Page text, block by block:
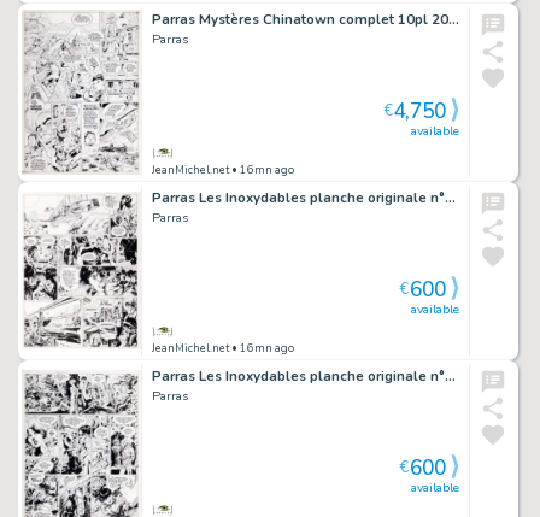
Parras Mystères Chinatown complet 10pl 2011
Parras
JeanMichel.net• 16mn ago
available
€4,750
Parras Les Inoxydables planche originale n°32
Parras
JeanMichel.net• 16mn ago
available
€600
Parras Les Inoxydables planche originale n°31
Parras
available
€600